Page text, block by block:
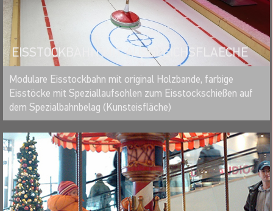
EISSTOCKBAHN MIT AUSGLEICHSFLAECHE
MERKEN
Modulare Eisstockbahn mit original Holzbande, farbige
Eisstöcke mit Speziallaufsohlen zum Eisstockschießen auf
dem Spezialbahnbelag (Kunsteisfläche)